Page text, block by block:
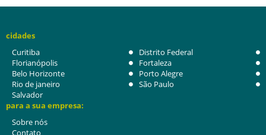
cidades
Curitiba
Distrito Federal
Florianópolis
Fortaleza
Belo Horizonte
Porto Alegre
Rio de janeiro
São Paulo
Salvador
para a sua empresa:
Sobre nós
Contato